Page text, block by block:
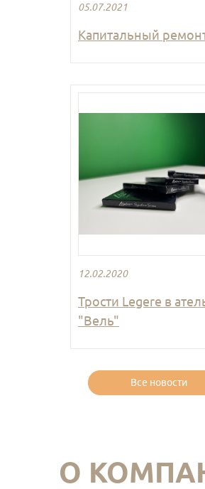
05.07.2021
Капитальный
12.02.2020
Трости Legere в
"Вель"
Все новости
О